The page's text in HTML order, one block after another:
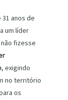
anos de
um líder
fizesse
, exigindo
no território
os